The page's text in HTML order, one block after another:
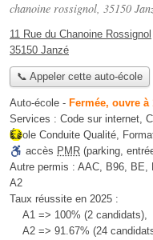
chanoine rossignol, 35150
11 Rue du Chanoine Rossignol
35150 Janzé
📞 Appeler cette auto-école
Auto-école - Fermée, ouvre à
Services : Code sur internet,
École Conduite Qualité,
accès PMR (parking,
Autre permis : AAC, B96, BE,
A2
Taux réussite en 2025 :
A1 => 100% (2 candidats),
A2 => 91.67% (24